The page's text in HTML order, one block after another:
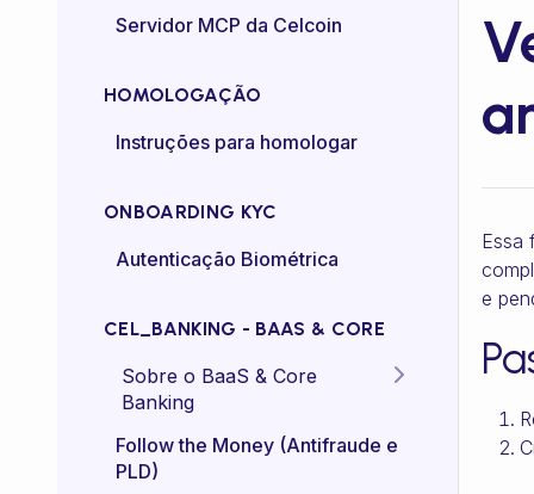
control)
Servidor MCP da Celcoin
HOMOLOGAÇÃO
Instruções para homologar
ONBOARDING KYC
Autenticação Biométrica
CEL_BANKING - BAAS & CORE
Sobre o BaaS & Core
Banking
FAQs
Follow the Money (Antifraude e
PLD)
Essa
e